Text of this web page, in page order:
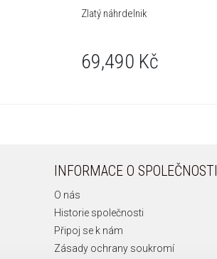
Zlatý náhrdelnik
69,490 Kč
INFORMACE O SPOLEČNOSTI
O nás
Historie společnosti
Připoj se k nám
Zásady ochrany soukromí